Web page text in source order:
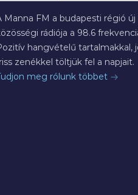
Manna FM a budapesti régió új
rádiója a 98.6
hangvételű tartalmakkal,
zenékkel töltjük fel a napjait.
meg rólunk többet